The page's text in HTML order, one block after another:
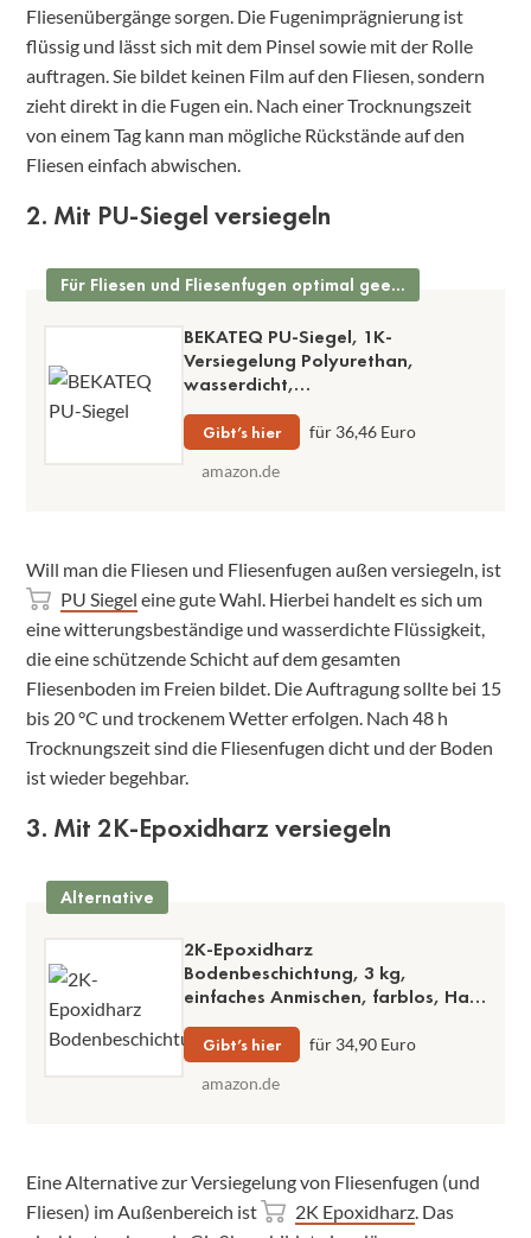
Fliesenübergänge sorgen. Die Fugenimprägnierung ist
flüssig und lässt sich mit dem Pinsel sowie mit der Rolle
auftragen. Sie bildet keinen Film auf den Fliesen, sondern
zieht direkt in die Fugen ein. Nach einer Trocknungszeit
von einem Tag kann man mögliche Rückstände auf den
Fliesen einfach abwischen.
2. Mit PU-Siegel versiegeln
Für Fliesen und Fliesenfugen optimal geeignet
BEKATEQ PU-Siegel, 1K-
Versiegelung Polyurethan,
wasserdicht,
chemikalienbeständig, frostsicher,
UV-beständig, farblos
Gibt’s hier
für 36,46 Euro
amazon.de
Will man die Fliesen und Fliesenfugen außen versiegeln, ist
PU Siegel eine gute Wahl. Hierbei handelt es sich um
eine witterungsbeständige und wasserdichte Flüssigkeit,
die eine schützende Schicht auf dem gesamten
Fliesenboden im Freien bildet. Die Auftragung sollte bei 15
bis 20 °C und trockenem Wetter erfolgen. Nach 48 h
Trocknungszeit sind die Fliesenfugen dicht und der Boden
ist wieder begehbar.
3. Mit 2K-Epoxidharz versiegeln
Alternative
2K-Epoxidharz
Bodenbeschichtung, 3 kg,
einfaches Anmischen, farblos, Harz
und Härter, Gießharz,
gleichmäßige Verteilung
Gibt’s hier
für 34,90 Euro
amazon.de
Eine Alternative zur Versiegelung von Fliesenfugen (und
Fliesen) im Außenbereich ist
2K Epoxidharz. Das